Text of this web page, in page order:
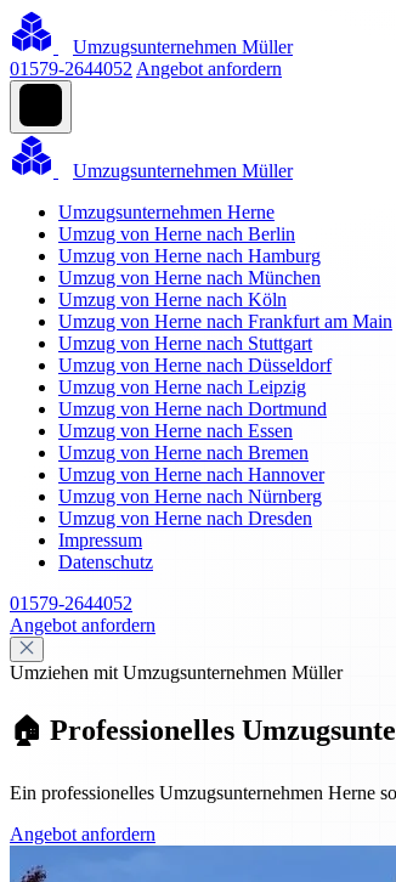
Umzugsunternehmen Müller
01579-2644052 Angebot anfordern
Umzugsunternehmen Müller
Umzugsunternehmen Herne
Umzug von Herne nach Berlin
Umzug von Herne nach Hamburg
Umzug von Herne nach München
Umzug von Herne nach Köln
Umzug von Herne nach Frankfurt am Main
Umzug von Herne nach Stuttgart
Umzug von Herne nach Düsseldorf
Umzug von Herne nach Leipzig
Umzug von Herne nach Dortmund
Umzug von Herne nach Essen
Umzug von Herne nach Bremen
Umzug von Herne nach Hannover
Umzug von Herne nach Nürnberg
Umzug von Herne nach Dresden
Impressum
Datenschutz
01579-2644052
Angebot anfordern
Umziehen mit Umzugsunternehmen Müller
🏠 Professionelles
Ein professionelles Umzugsunternehmen Herne
Angebot anfordern